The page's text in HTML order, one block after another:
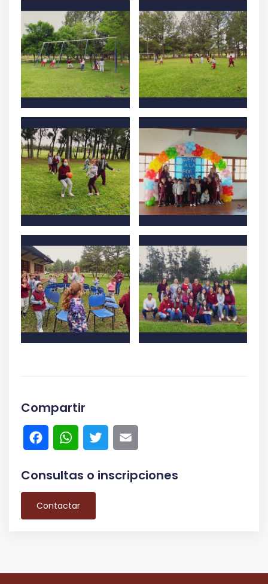
Compartir
FacebookWhatsApp
Twitter
Consultas o inscripciones
Contactar